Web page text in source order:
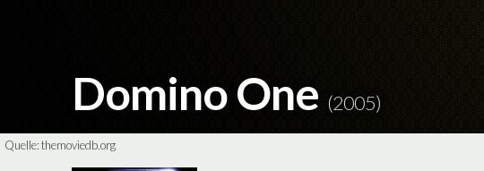
Domino One (2005)
Quelle:themoviedb.org